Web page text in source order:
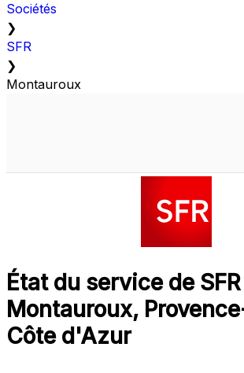
Sociétés
❯
SFR
❯
Montauroux
État du service de
Montauroux,
Côte d'Azur